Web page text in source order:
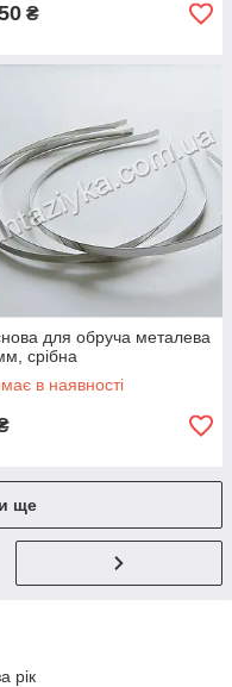
₴
для обруча металева
срібна
в наявності
ще
рік